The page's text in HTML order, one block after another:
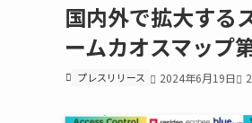
国内外で拡大する
ームカオスマップ
プレスリリース 2024年6月19日